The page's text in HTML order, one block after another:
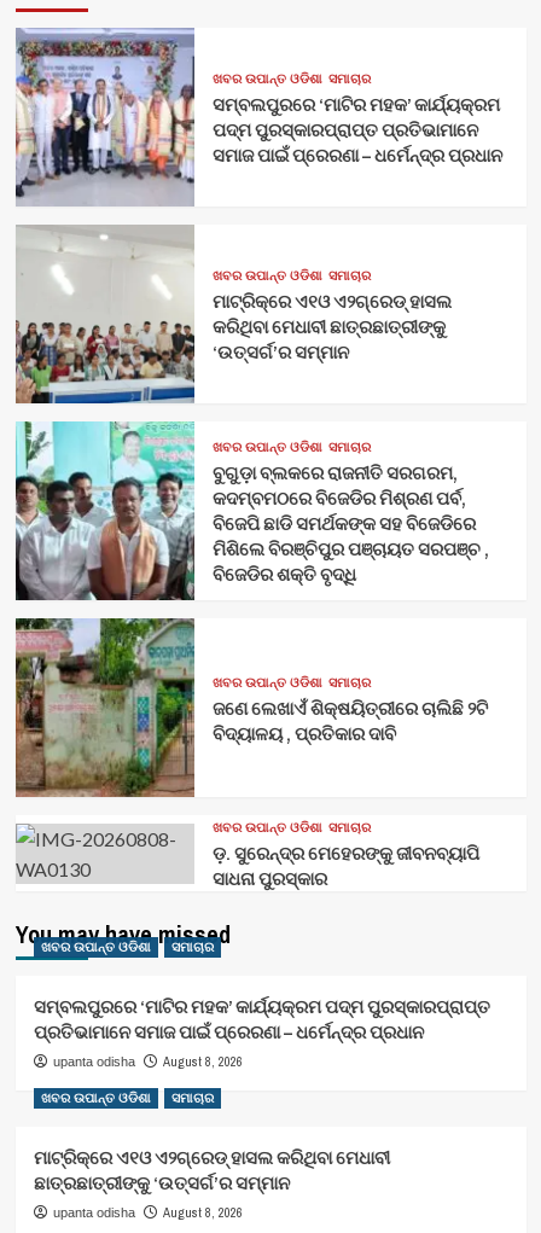
ଖବର ଉପାନ୍ତ ଓଡିଶା ସମାଚାର
ସମ୍ବଲପୁରରେ ‘ମାଟିର ମହକ’ କାର୍ଯ୍ୟକ୍ରମ
ପଦ୍ମ ପୁରସ୍କାରପ୍ରାପ୍ତ ପ୍ରତିଭାମାନେ
ସମାଜ ପାଇଁ ପ୍ରେରଣା – ଧର୍ମେନ୍ଦ୍ର ପ୍ରଧାନ
ଖବର ଉପାନ୍ତ ଓଡିଶା ସମାଚାର
ମାଟ୍ରିକ୍‌ରେ ଏ୧ଓ ଏ୨ଗ୍ରେଡ୍‌ ହାସଲ
କରିଥିବା ମେଧାବୀ ଛାତ୍ରଛାତ୍ରୀଙ୍କୁ
‘ଉତ୍ସର୍ଗ’ର ସମ୍ମାନ
ଖବର ଉପାନ୍ତ ଓଡିଶା ସମାଚାର
ବୁଗୁଡ଼ା ବ୍ଲକରେ ରାଜନୀତି ସରଗରମ,
କଦମ୍ବମଠରେ ବିଜେଡିର ମିଶ୍ରଣ ପର୍ବ,
ବିଜେପି ଛାଡି ସମର୍ଥକଙ୍କ ସହ ବିଜେଡିରେ
ମିଶିଲେ ବିରଞ୍ଚିପୁର ପଞ୍ଚାୟତ ସରପଞ୍ଚ ,
ବିଜେଡିର ଶକ୍ତି ବୃଦ୍ଧି
ଖବର ଉପାନ୍ତ ଓଡିଶା ସମାଚାର
ଜଣେ ଲେଖାଏଁ ଶିକ୍ଷୟିତ୍ରୀରେ ଚାଲିଛି ୨ଟି
ବିଦ୍ୟାଳୟ , ପ୍ରତିକାର ଦାବି
ଖବର ଉପାନ୍ତ ଓଡିଶା ସମାଚାର
ଡ଼. ସୁରେନ୍ଦ୍ର ମେହେରଙ୍କୁ ଜୀବନବ୍ୟାପି
ସାଧନା ପୁରସ୍କାର
You may have missed
ଖବର ଉପାନ୍ତ ଓଡିଶା ସମାଚାର
ସମ୍ବଲପୁରରେ ‘ମାଟିର ମହକ’ କାର୍ଯ୍ୟକ୍ରମ ପଦ୍ମ ପୁରସ୍କାରପ୍ରାପ୍ତ
ପ୍ରତିଭାମାନେ ସମାଜ ପାଇଁ ପ୍ରେରଣା – ଧର୍ମେନ୍ଦ୍ର ପ୍ରଧାନ
upanta odisha August 8, 2026
ଖବର ଉପାନ୍ତ ଓଡିଶା ସମାଚାର
ମାଟ୍ରିକ୍‌ରେ ଏ୧ଓ ଏ୨ଗ୍ରେଡ୍‌ ହାସଲ କରିଥିବା ମେଧାବୀ
ଛାତ୍ରଛାତ୍ରୀଙ୍କୁ ‘ଉତ୍ସର୍ଗ’ର ସମ୍ମାନ
upanta odisha August 8, 2026